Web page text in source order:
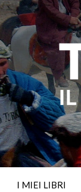
I MIEI LIBRI